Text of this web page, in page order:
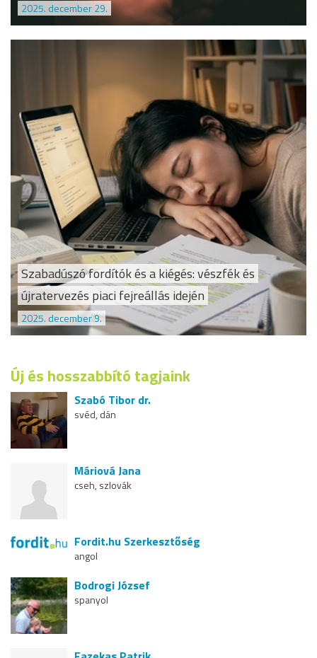
2025. december 29.
Szabadúszó fordítók és a kiégés: vészfék és
újratervezés piaci fejreállás idején
2025. december 9.
Új és hosszabbító tagjaink
Szabó Tibor dr.
svéd, dán
Máriová Jana
cseh, szlovák
Fordit.hu Szerkesztőség
angol
Bodrogi József
spanyol